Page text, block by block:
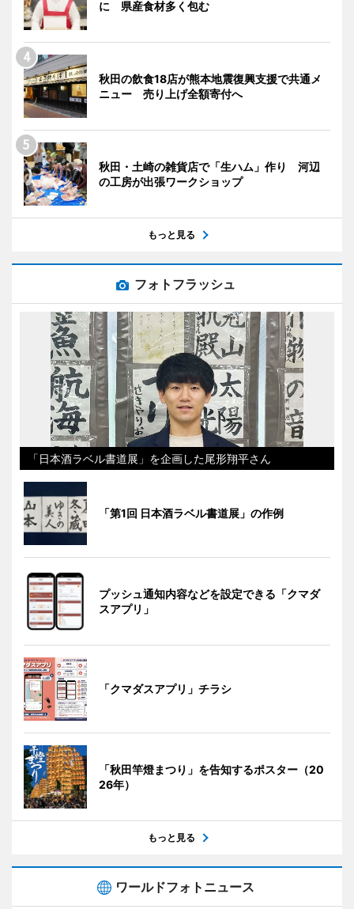
に 県産食材多く包む
秋田の飲食18店が熊本地震復興支援で共通メ
ニュー 売り上げ全額寄付へ
秋田・土崎の雑貨店で「生ハム」作り 河辺
の工房が出張ワークショップ
もっと見る
フォトフラッシュ
「日本酒ラベル書道展」を企画した尾形翔平さん
「第1回 日本酒ラベル書道展」の作例
プッシュ通知内容などを設定できる「クマダ
スアプリ」
「クマダスアプリ」チラシ
「秋田竿燈まつり」を告知するポスター（20
26年）
もっと見る
ワールドフォトニュース